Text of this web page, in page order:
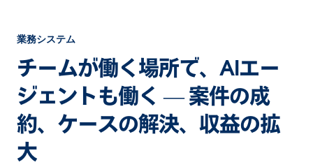
業務システム
チームが働く場所で、AIエー
ジェントも働く — 案件の成
約、ケースの解決、収益の拡
大